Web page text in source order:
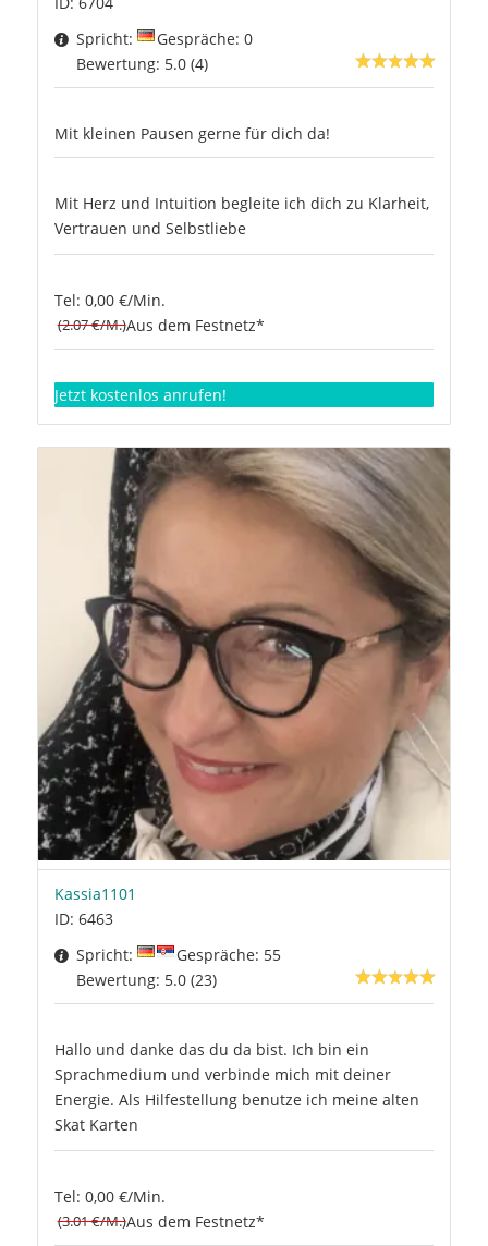
Spricht:
Gespräche: 0
Bewertung: 5.0 (4)
Mit kleinen Pausen gerne für dich da!
Mit Herz und Intuition begleite ich dich zu Klarheit,
Vertrauen und Selbstliebe
Tel: 0,00 €/Min.
(2.07 €/M.)Aus dem Festnetz*
Jetzt kostenlos anrufen!
Kassia1101
ID: 6463
Spricht:
Gespräche: 55
Bewertung: 5.0 (23)
Hallo und danke das du da bist. Ich bin ein
Sprachmedium und verbinde mich mit deiner
Energie. Als Hilfestellung benutze ich meine alten
Skat Karten
Tel: 0,00 €/Min.
(3.01 €/M.)Aus dem Festnetz*